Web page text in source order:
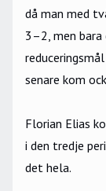
då man med
3–2, men
senare kom
Florian Elias
i den tredje
det hela.